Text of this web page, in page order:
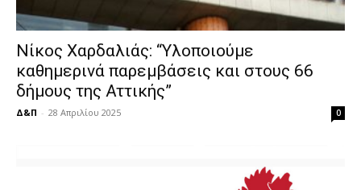
Νίκος Χαρδαλιάς: “Υλοποιούμε
καθημερινά παρεμβάσεις και στους 66
δήμους της Αττικής”
Δ&Π - 28 Απριλίου 2025 0